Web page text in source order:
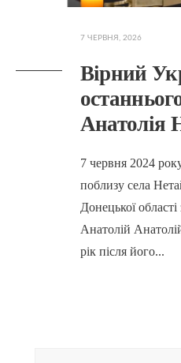
7 ЧЕРВНЯ, 2026
Вірний
Анатолія
7 червня 2024
поблизу села
Донецької
Анатолій
рік після його...